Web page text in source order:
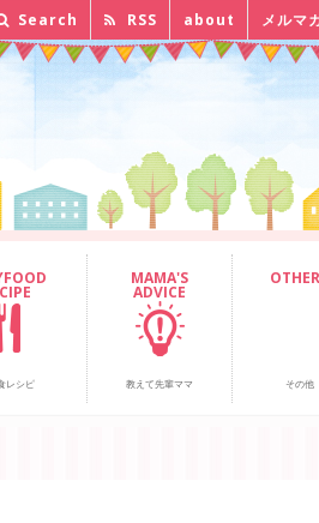
Search RSS about メルマ
レシピ
MAMA'S
ADVICE
教えて先輩ママ その他